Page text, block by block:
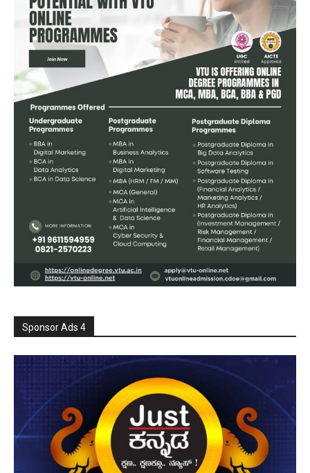
Sponsor Ads 4